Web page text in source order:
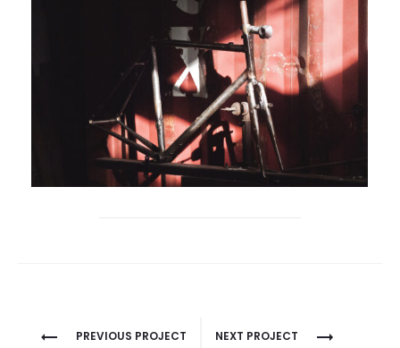
ProjectPREVIOUS PROJECT NEXT PROJECT